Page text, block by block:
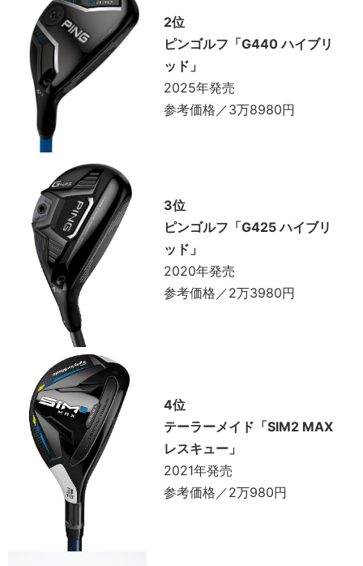
2位
ピンゴルフ「G440 ハイブリ
ッド」
2025年発売
参考価格／3万8980円
3位
ピンゴルフ「G425 ハイブリ
ッド」
2020年発売
参考価格／2万3980円
4位
テーラーメイド「SIM2 MAX
レスキュー」
2021年発売
参考価格／2万980円